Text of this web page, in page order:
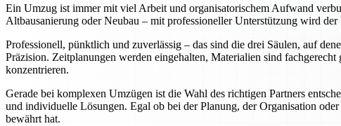
Ein Umzug ist immer mit viel Arbeit und organisatorischem Aufwand
Altbausanierung oder Neubau – mit professioneller Unterstützung wird
Professionell, pünktlich und zuverlässig – das sind die drei Säulen, auf
Präzision. Zeitplanungen werden eingehalten, Materialien sind
konzentrieren.
Gerade bei komplexen Umzügen ist die Wahl des richtigen Partners
und individuelle Lösungen. Egal ob bei der Planung, der Organisation
bewährt hat.